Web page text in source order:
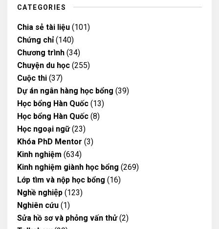
m
CATEGORIES
Chia sẻ tài liệu (101)
Chứng chỉ(140)
Chương trình (34)
Chuyện du học (255)
Cuộc thi (37)
Dự án ngân hàng học bổng (39)
Học bổng Hàn Quốc (13)
Học bổng Hàn Quốc (8)
Học ngoại ngữ(23)
Khóa PhD Mentor (3)
Kinh nghiệm (634)
Kinh nghiệm giành học bổng (269)
Lớp tìm và nộp học bổng (16)
Nghề nghiệp (123)
Nghiên cứu (1)
Sửa hồ sơ và phỏng vấn thử(2)